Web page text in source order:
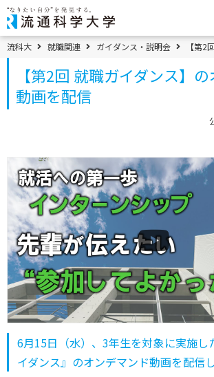
コ
ン
テ
ン
ツ
へ
移
パンくずメニュー
流科大 就職関連 ガイダンス・説明会 【第2
【第2回 就職ガイダンス】
動画を配信
6月15日（水）、3年生を対象に実施し
イダンス』のオンデマンド動画を配信し